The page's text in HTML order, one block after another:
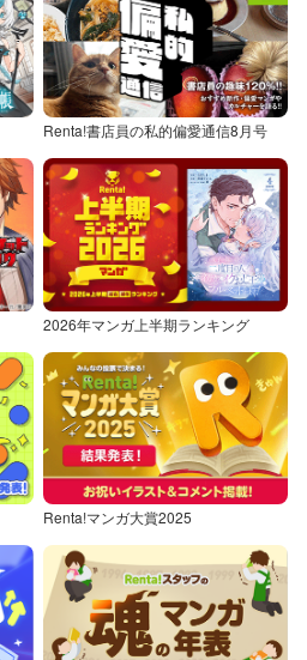
Renta!書店員の私的偏愛通信8月号
2026年マンガ上半期ランキング
Renta!マンガ大賞2025